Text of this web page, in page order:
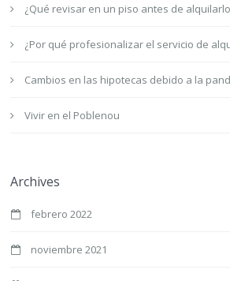
¿Qué revisar en un piso antes de
¿Por qué profesionalizar el servicio de
Cambios en las hipotecas debido a la
Vivir en el Poblenou
Archives
febrero 2022
noviembre 2021